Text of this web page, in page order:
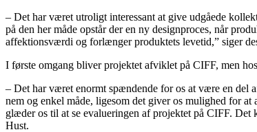
– Det har været utroligt interessant at give udgåede
på den her måde opstår der en ny designproces, når
affektionsværdi og forlænger produktets levetid,” siger
I første omgang bliver projektet afviklet på CIFF, men
– Det har været enormt spændende for os at være en del
nem og enkel måde, ligesom det giver os mulighed for
glæder os til at se evalueringen af projektet på CIFF. Det
Hust.